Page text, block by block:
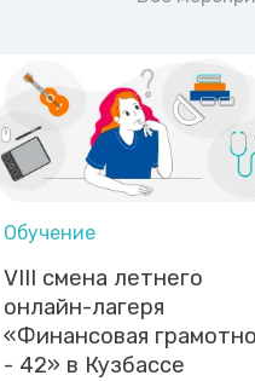
Обучение
VIII смена летнего
онлайн-лагеря
«Финансовая
- 42» в Кузбассе